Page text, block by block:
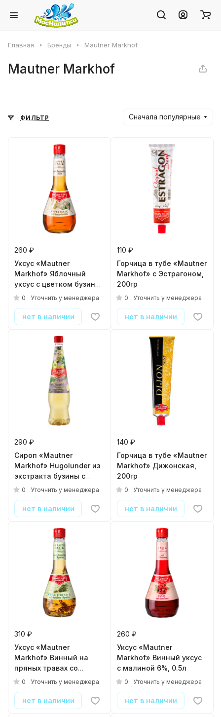
Главная Бренды Mautner Markhof
Mautner Markhof
ФИЛЬТР Сначала популярные
260 ₽
Уксус «Mautner
Markhof» Яблочный
уксус с цветком бузины
5%, 0.5л
0 Уточнить у менеджера
нет в наличии
110 ₽
Горчица в тубе «Mautner
Markhof» с Эстрагоном,
200гр
0 Уточнить у менеджера
нет в наличии
290 ₽
Сироп «Mautner
Markhof» Hugolunder из
экстракта бузины с
лаймом и мятой, 0.7л
0 Уточнить у менеджера
нет в наличии
140 ₽
Горчица в тубе «Mautner
Markhof» Дижонская,
200гр
0 Уточнить у менеджера
нет в наличии
310 ₽
Уксус «Mautner
Markhof» Винный на
пряных травах со
свежим тимьяном 6%,
0 Уточнить у менеджера
нет в наличии
260 ₽
Уксус «Mautner
Markhof» Винный уксус
с малиной 6%, 0.5л
0 Уточнить у менеджера
нет в наличии